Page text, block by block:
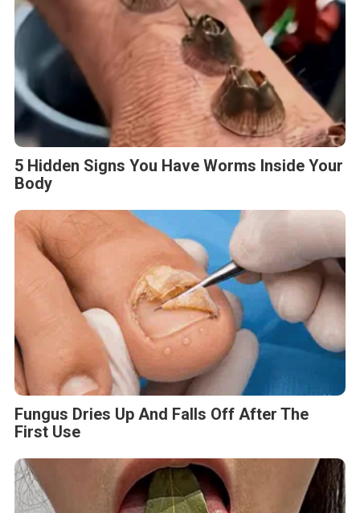
5 Hidden Signs You Have Worms Inside Your
Body
Fungus Dries Up And Falls Off After The
First Use